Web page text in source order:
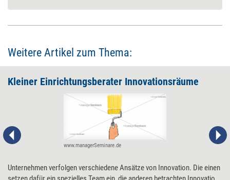
Weitere Artikel zum Thema:
Kleiner Einrichtungsberater Innovationsräume
www.managerSeminare.de
Unternehmen verfolgen verschiedene Ansätze von Innovation. Die einen